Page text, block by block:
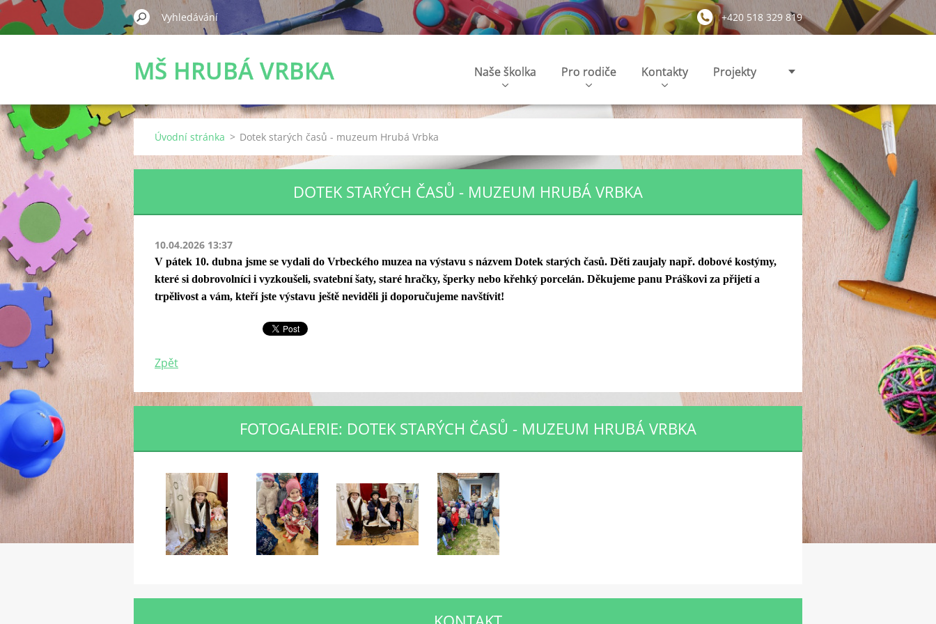
+420 518 329 819
MŠ HRUBÁ VRBKA Naše školka Pro rodiče Kontakty Projekty
Úvodní stránka > Dotek starých časů - muzeum Hrubá Vrbka
DOTEK STARÝCH ČASŮ - MUZEUM HRUBÁ VRBKA
10.04.2026 13:37
V pátek 10. dubna jsme se vydali do Vrbeckého muzea na výstavu s názvem Dotek starých časů. Děti zaujaly např. dobové kostýmy,
které si dobrovolníci i vyzkoušeli, svatební šaty, staré hračky, šperky nebo křehký porcelán. Děkujeme panu Práškovi za přijetí a
trpělivost a vám, kteří jste výstavu ještě neviděli ji doporučujeme navštívit!
Zpět
FOTOGALERIE: DOTEK STARÝCH ČASŮ - MUZEUM HRUBÁ VRBKA